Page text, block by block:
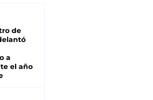
de
a
el año